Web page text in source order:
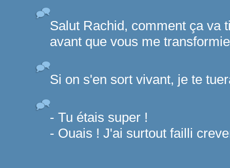
Salut Rachid, comment ça va
avant que vous me
Si on s'en sort vivant, je te
- Tu étais super !
- Ouais ! J'ai surtout failli